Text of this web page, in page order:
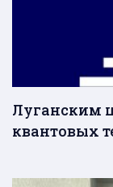
Луганским
квантовых